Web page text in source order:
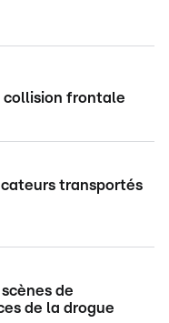
collision frontale
transportés
de
de la drogue